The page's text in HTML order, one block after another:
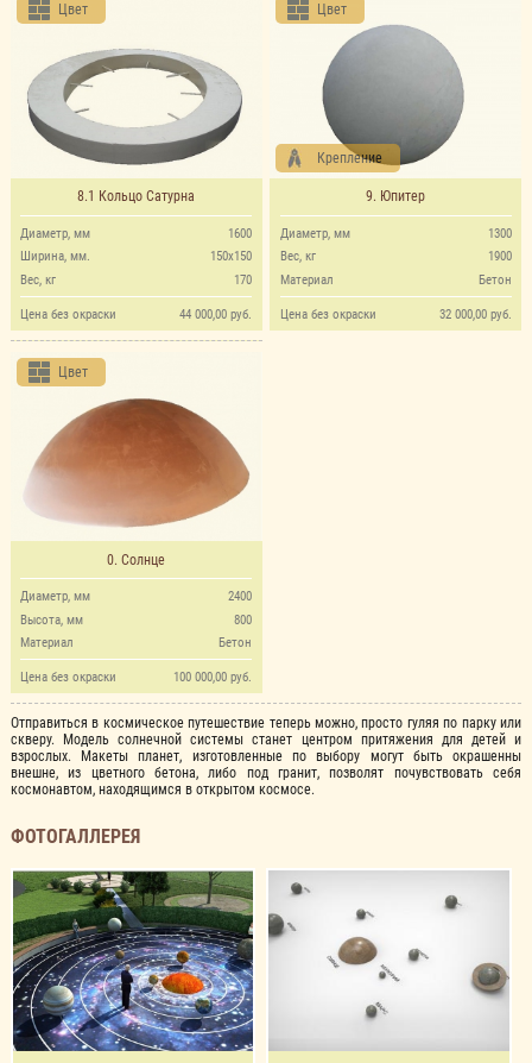
Цвет
8.1 Кольцо Сатурна
1600
Диаметр, мм
150х150
Ширина, мм.
170
Вес, кг
44 000,00 руб.
Цена без окраски
Крепление
Цвет
9. Юпитер
1300
Диаметр, мм
1900
Вес, кг
Бетон
Материал
32 000,00 руб.
Цена без окраски
Цвет
0. Солнце
2400
Диаметр, мм
800
Высота, мм
Бетон
Материал
100 000,00 руб.
Цена без окраски
Отправиться в космическое путешествие теперь можно, просто гуляя по парку или
скверу. Модель солнечной системы станет центром притяжения для детей и
взрослых. Макеты планет, изготовленные по выбору могут быть окрашенны
внешне, из цветного бетона, либо под гранит, позволят почувствовать себя
космонавтом, находящимся в открытом космосе.
ФОТОГАЛЛЕРЕЯ